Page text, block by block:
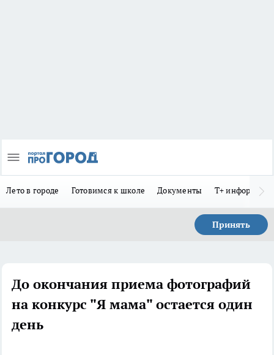
Лето в городе Готовимся к школе Документы Т+
Принять
До окончания приема фотографий
на конкурс "Я мама" остается один
день